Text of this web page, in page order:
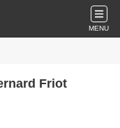
MENU
Friot